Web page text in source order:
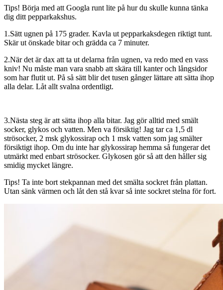
Tips! Börja med att Googla runt lite på hur du skulle kunna tänka
dig ditt pepparkakshus.
1.Sätt ugnen på 175 grader. Kavla ut pepparkaksdegen riktigt tunt.
Skär ut önskade bitar och grädda ca 7 minuter.
2.När det är dax att ta ut delarna från ugnen, va redo med en vass
kniv! Nu måste man vara snabb att skära till kanter och långsidor
som har flutit ut. På så sätt blir det tusen gånger lättare att sätta ihop
alla delar. Låt allt svalna ordentligt.
3.Nästa steg är att sätta ihop alla bitar. Jag gör alltid med smält
socker, glykos och vatten. Men va försiktig! Jag tar ca 1,5 dl
strösocker, 2 msk glykossirap och 1 msk vatten som jag smälter
försiktigt ihop. Om du inte har glykossirap hemma så fungerar det
utmärkt med enbart strösocker. Glykosen gör så att den håller sig
smidig mycket längre.
Tips! Ta inte bort stekpannan med det smälta sockret från plattan.
Utan sänk värmen och låt den stå kvar så inte sockret stelna för fort.